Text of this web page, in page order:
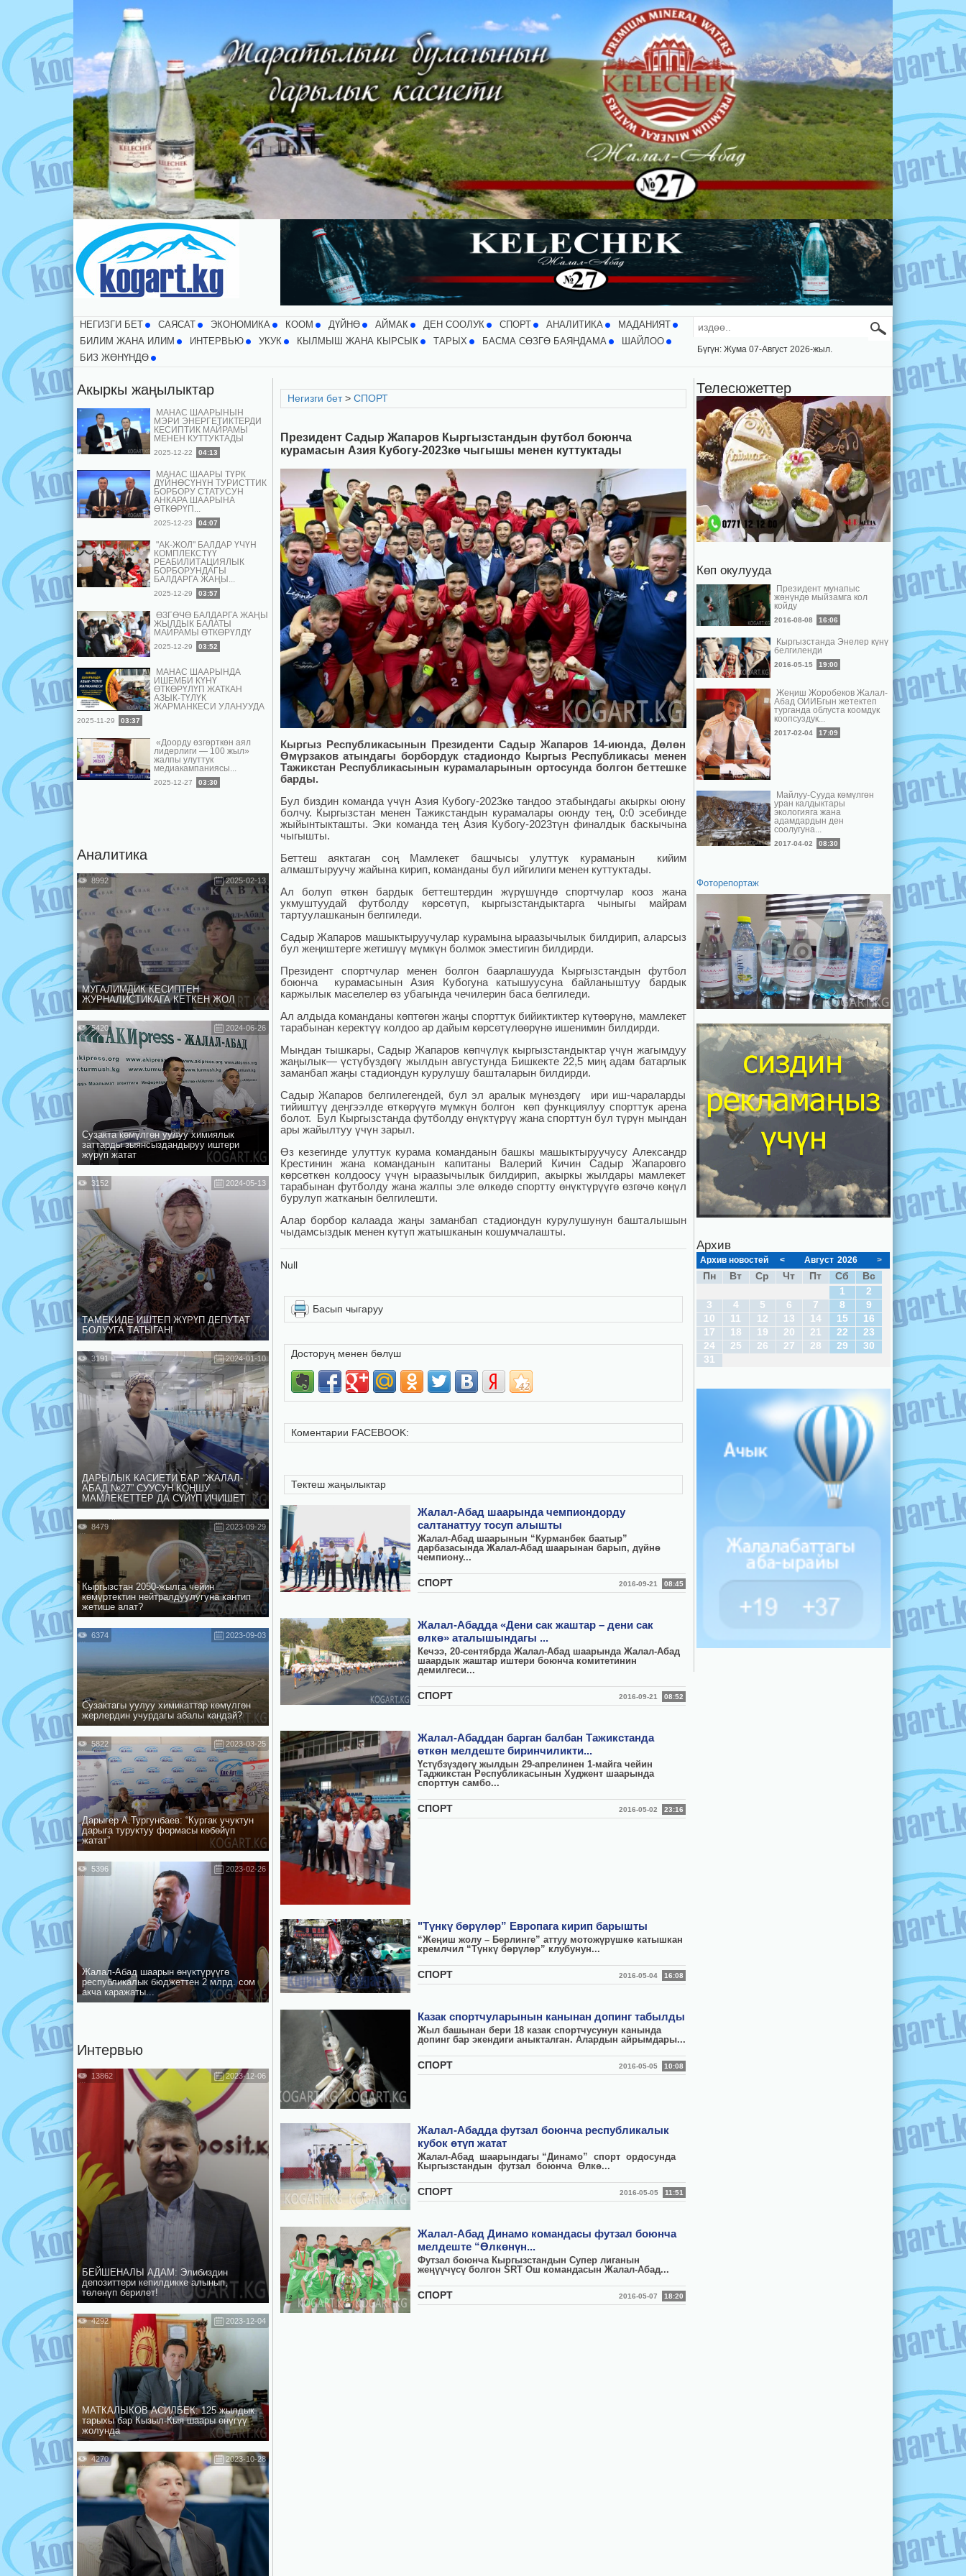
НЕГИЗГИ БЕТ CАЯСАТ ЭКОНОМИКА КООМ ДҮЙНӨ АЙМАК ДЕН СООЛУК СПОРТ АНАЛИТИКА
МАДАНИЯТ
БИЛИМ ЖАНА ИЛИМ
ИНТЕРВЬЮ УКУК КЫЛМЫШ ЖАНА КЫРСЫК ТАРЫХ БАСМА СӨЗГӨ БАЯНДАМА
ШАЙЛОО
БИЗ ЖӨНҮНДӨ
Бүгүн: Жума 07-Август 2026-жыл.
Акыркы жаңылыктар
МАНАС ШААРЫНЫН
МЭРИ ЭНЕРГЕТИКТЕРДИ
КЕСИПТИК МАЙРАМЫ
МЕНЕН КУТТУКТАДЫ
2025-12-22 04:13
МАНАС ШААРЫ ТҮРК
ДҮЙНӨСҮНҮН ТУРИСТТИК
БОРБОРУ СТАТУСУН
АНКАРА ШААРЫНА
ӨТКӨРҮП...
2025-12-23 04:07
"АК-ЖОЛ" БАЛДАР ҮЧҮН
КОМПЛЕКСТҮҮ
РЕАБИЛИТАЦИЯЛЫК
БОРБОРУНДАГЫ
БАЛДАРГА ЖАҢЫ...
2025-12-29 03:57
ӨЗГӨЧӨ БАЛДАРГА ЖАҢЫ
ЖЫЛДЫК БАЛАТЫ
МАЙРАМЫ ӨТКӨРҮЛДҮ
2025-12-29 03:52
МАНАС ШААРЫНДА
ИШЕМБИ КҮНҮ
ӨТКӨРҮЛҮП ЖАТКАН
АЗЫК-ТҮЛҮК
ЖАРМАНКЕСИ УЛАНУУДА
2025-11-29 03:37
«Доорду өзгөрткөн аял
лидерлиги — 100 жыл»
жалпы улуттук
медиакампаниясы...
2025-12-27 03:30
Аналитика
2025-02-13
8992
МУГАЛИМДИК КЕСИПТЕН
ЖУРНАЛИСТИКАГА КЕТКЕН ЖОЛ
2024-06-26
5420
Сузакта көмүлгөн уулуу химиялык
заттарды зыянсыздандыруу иштери
жүрүп жатат
2024-05-13
3152
ТАМЕКИДЕ ИШТЕП ЖҮРҮП ДЕПУТАТ
БОЛУУГА ТАТЫГАН!
2024-01-10
3191
ДАРЫЛЫК КАСИЕТИ БАР “ЖАЛАЛ-
АБАД №27” СУУСУН КОҢШУ
МАМЛЕКЕТТЕР ДА СҮЙҮП ИЧИШЕТ
2023-09-29
8479
Кыргызстан 2050-жылга чейин
көмүртектин нейтралдуулугуна кантип
жетише алат?
2023-09-03
6374
Сузактагы уулуу химикаттар көмүлгөн
жерлердин учурдагы абалы кандай?
2023-03-25
5822
Дарыгер А.Тургунбаев: “Кургак учуктун
дарыга туруктуу формасы көбөйүп
жатат”
2023-02-26
5396
Жалал-Абад шаарын ѳнүктүрүүгѳ
республикалык бюджеттен 2 млрд. сом
акча каражаты...
Интервью
2023-12-06
13862
БЕЙШЕНАЛЫ АДАМ: Элибиздин
депозиттери кепилдикке алынып,
төлөнүп берилет!
2023-12-04
4292
МАТКАЛЫКОВ АСИЛБЕК: 125 жылдык
тарыхы бар Кызыл-Кыя шаары өнүгүү
жолунда
2023-10-28
4270
Негизги бет> СПОРТ
Президент Садыр Жапаров Кыргызстандын футбол боюнча
курамасын Азия Кубогу-2023кө чыгышы менен куттуктады
Кыргыз Республикасынын Президенти Садыр Жапаров 14-июнда, Дөлөн
Өмүрзаков атындагы борбордук стадиондо Кыргыз Республикасы менен
Тажикстан Республикасынын курамаларынын ортосунда болгон беттешке
барды.
Бул биздин команда үчүн Азия Кубогу-2023кө тандоо этабындагы акыркы оюну
болчу. Кыргызстан менен Тажикстандын курамалары оюнду тең, 0:0 эсебинде
жыйынтыкташты. Эки команда тең Азия Кубогу-2023түн финалдык баскычына
чыгышты.
Беттеш аяктаган соң Мамлекет башчысы улуттук кураманын кийим
алмаштыруучу жайына кирип, команданы бул ийгилиги менен куттуктады.
Ал болуп өткөн бардык беттештердин жүрүшүндө спортчулар кооз жана
укмуштуудай футболду көрсөтүп, кыргызстандыктарга чыныгы майрам
тартуулашканын белгиледи.
Садыр Жапаров машыктыруучулар курамына ыраазычылык билдирип, аларсыз
бул жеңиштерге жетишүү мүмкүн болмок эместигин билдирди.
Президент спортчулар менен болгон баарлашууда Кыргызстандын футбол
боюнча курамасынын Азия Кубогуна катышуусуна байланыштуу бардык
каржылык маселелер өз убагында чечилерин баса белгиледи.
Ал алдыда команданы көптөгөн жаңы спорттук бийиктиктер күтөөрүнө, мамлекет
тарабынан керектүү колдоо ар дайым көрсөтүлөөрүнө ишенимин билдирди.
Мындан тышкары, Садыр Жапаров көпчүлүк кыргызстандыктар үчүн жагымдуу
жаңылык— үстүбүздөгү жылдын августунда Бишкекте 22,5 миң адам батарлык
заманбап жаңы стадиондун курулушу башталарын билдирди.
Садыр Жапаров белгилегендей, бул эл аралык мүнөздөгү ири иш-чараларды
тийиштүү деңгээлде өткөрүүгө мүмкүн болгон көп функциялуу спорттук арена
болот. Бул Кыргызстанда футболду өнүктүрүү жана спорттун бул түрүн мындан
ары жайылтуу үчүн зарыл.
Өз кезегинде улуттук курама команданын башкы машыктыруучусу Александр
Крестинин жана команданын капитаны Валерий Кичин Садыр Жапаровго
көрсөткөн колдоосу үчүн ыраазычылык билдирип, акыркы жылдары мамлекет
тарабынан футболду жана жалпы эле өлкөдө спортту өнүктүрүүгө өзгөчө көңүл
бурулуп жатканын белгилешти.
Алар борбор калаада жаңы заманбап стадиондун курулушунун башталышын
чыдамсыздык менен күтүп жатышканын кошумчалашты.
Null
Басып чыгаруу
Досторуң менен бөлүш
Коментарии FACEBOOK:
Тектеш жаңылыктар
Жалал-Абад шаарында чемпиондорду
салтанаттуу тосуп алышты
Жалал-Абад шаарынын “Курманбек баатыр”
дарбазасында Жалал-Абад шаарынан барып, дүйнө
чемпиону...
СПОРТ 2016-09-21 08:45
Жалал-Абадда «Дени сак жаштар – дени сак
өлкө» аталышындагы ...
Кечээ, 20-сентябрда Жалал-Абад шаарында Жалал-Абад
шаардык жаштар иштери боюнча комитетинин
демилгеси...
СПОРТ 2016-09-21 08:52
Жалал-Абаддан барган балбан Тажикстанда
өткөн мелдеште биринчиликти...
Үстүбзүздөгү жылдын 29-апрелинен 1-майга чейин
Таджикстан Республикасынын Худжент шаарында
спорттун самбо...
СПОРТ 2016-05-02 23:16
"Түнкү бөрүлөр” Европага кирип барышты
“Жеңиш жолу – Берлинге” аттуу мотожүрүшкө катышкан
кремлчил “Түнкү бөрүлөр” клубунун...
СПОРТ 2016-05-04 16:08
Казак спортчуларынын канынан допинг табылды
Жыл башынан бери 18 казак спортчусунун канында
допинг бар экендиги аныкталган. Алардын айрымдары...
СПОРТ 2016-05-05 10:08
Жалал-Абадда футзал боюнча республикалык
кубок өтүп жатат
Жалал-Абад шаарындагы “Динамо” спорт ордосунда
Кыргызстандын футзал боюнча Өлкө...
СПОРТ 2016-05-05 11:51
Жалал-Абад Динамо командасы футзал боюнча
мелдеште “Өлкөнүн...
Футзал боюнча Кыргызстандын Супер лиганын
жеңүүчүсү болгон SRT Ош командасын Жалал-Абад...
СПОРТ 2016-05-07 18:20
Телесюжеттер
Көп окулууда
Президент мунапыс
жөнүндө мыйзамга кол
койду
2016-08-08 16:06
Кыргызстанда Энелер күнү
белгиленди
2016-05-15 19:00
Жеңиш Жоробеков Жалал-
Абад ОИИБгын жетектеп
турганда облуста коомдук
коопсуздук...
2017-02-04 17:09
Майлуу-Сууда көмүлгөн
уран калдыктары
экологияга жана
адамдардын ден
соолугуна...
2017-04-02 08:30
Фоторепортаж
Архив
Архив новостей < Август 2026 >
Пн Вт Ср Чт Пт Сб
Вс
1
2
3
4 5 6 7 8
9
10
11 12 13 14 15
16
17
18 19 20 21 22
23
24
25 26 27 28 29
30
31